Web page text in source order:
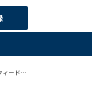
介護施設・事業所の組織作りと今後の展望